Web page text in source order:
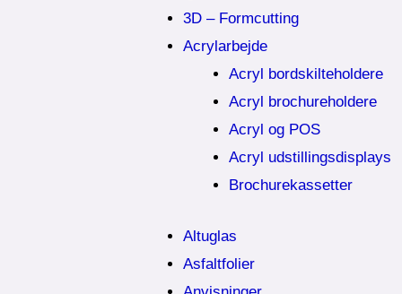
3D – Formcutting
Acrylarbejde
Acryl bordskilteholdere
Acryl brochureholdere
Acryl og POS
Acryl udstillingsdisplays
Brochurekassetter
Altuglas
Asfaltfolier